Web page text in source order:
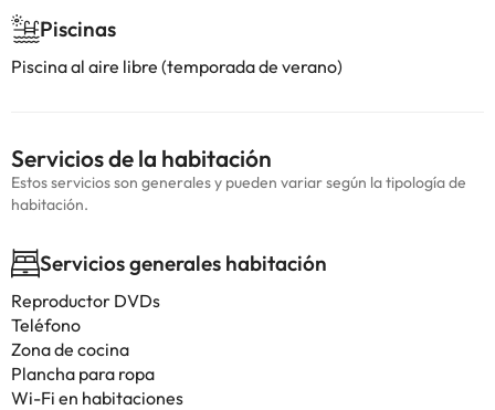
Piscinas
Piscina al aire libre (temporada de verano)
Servicios de la habitación
Estos servicios son generales y pueden variar según la tipología de
habitación.
Servicios generales habitación
Reproductor DVDs
Teléfono
Zona de cocina
Plancha para ropa
Wi-Fi en habitaciones